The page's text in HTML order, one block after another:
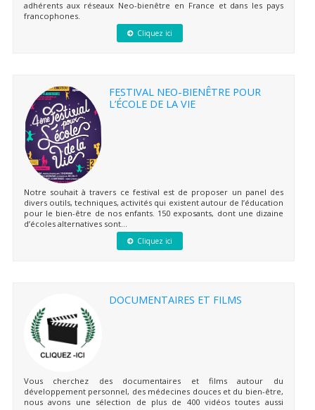
adhérents aux réseaux Neo-bienêtre en France et dans les pays
francophones.
Cliquez ici
FESTIVAL NEO-BIENÊTRE POUR
L’ÉCOLE DE LA VIE
Notre souhait à travers ce festival est de proposer un panel des
divers outils, techniques, activités qui existent autour de l’éducation
pour le bien-être de nos enfants. 150 exposants, dont une dizaine
d’écoles alternatives sont...
Cliquez ici
DOCUMENTAIRES ET FILMS
Vous cherchez des documentaires et films autour du
développement personnel, des médecines douces et du bien-être,
nous avons une sélection de plus de 400 vidéos toutes aussi